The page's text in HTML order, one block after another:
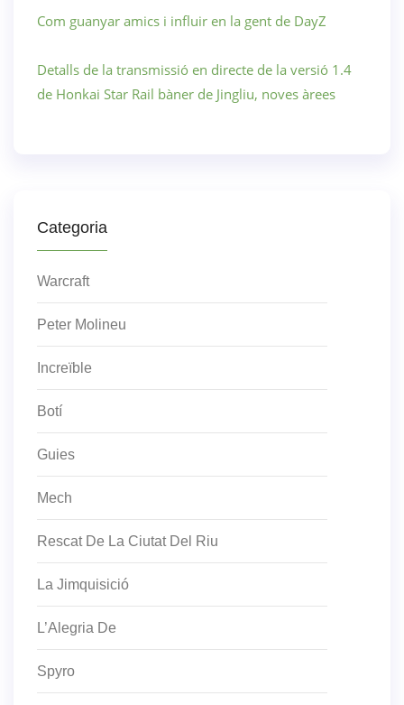
Com guanyar amics i influir en la gent de DayZ
Detalls de la transmissió en directe de la versió 1.4
de Honkai Star Rail bàner de Jingliu, noves àrees
Categoria
Warcraft
Peter Molineu
Increïble
Botí
Guies
Mech
Rescat De La Ciutat Del Riu
La Jimquisició
L’Alegria De
Spyro